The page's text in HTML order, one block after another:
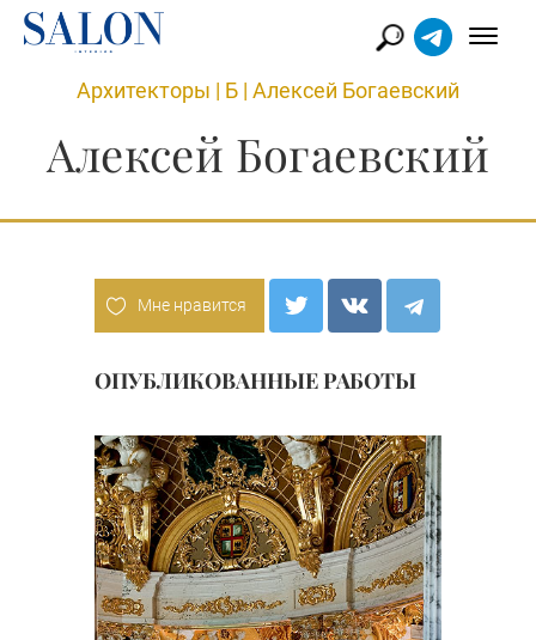
Архитекторы | Б | Алексей Богаевский
Алексей Богаевский
Мне нравится
ОПУБЛИКОВАННЫЕ РАБОТЫ